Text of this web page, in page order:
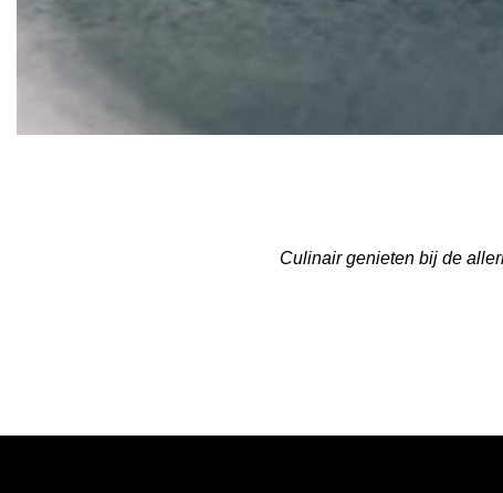
Culinair genieten bij de